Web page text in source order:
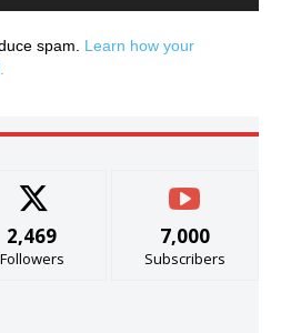
spam. Learn how your
2,469
Followers
7,000
Subscribers